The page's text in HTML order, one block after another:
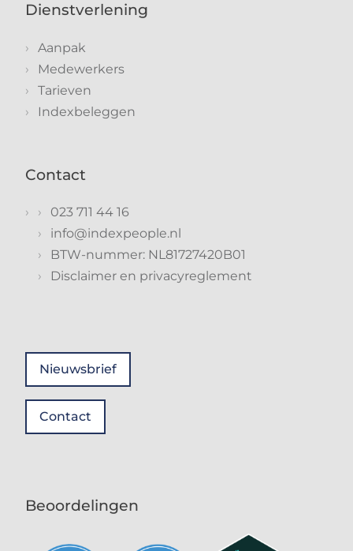
Dienstverlening
Aanpak
Medewerkers
Tarieven
Indexbeleggen
Contact
023 711 44 16
info@indexpeople.nl
BTW-nummer: NL81727420B01
Disclaimer en privacyreglement
Nieuwsbrief
Contact
Beoordelingen